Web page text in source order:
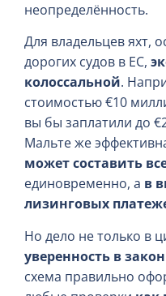
неопределённость.
Для владельцев яхт,
дорогих судов в ЕС,
колоссальной.
стоимостью €10
вы бы заплатили до
Мальте же
может составить
единовременно, а в
лизинговых
Но дело не только в
уверенность в
схема правильно